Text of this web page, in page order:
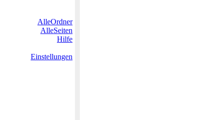
AlleOrdner
AlleSeiten
Hilfe
Einstellungen